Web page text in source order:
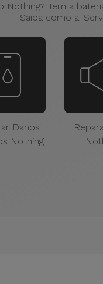
Nothing? Tem a
Saiba como a
Danos
Nothing